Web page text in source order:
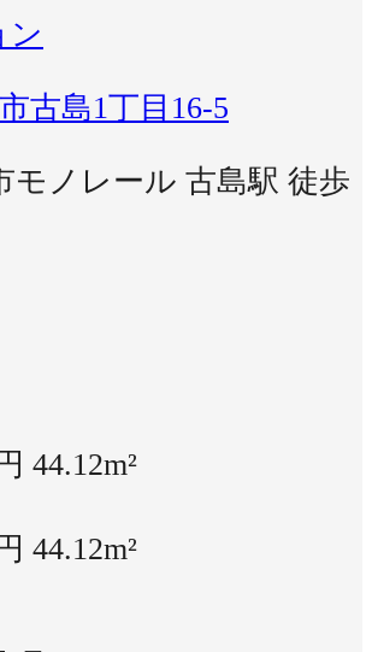
ン
古島1丁目16-5
モノレール 古島駅 徒歩
44.12m²
44.12m²